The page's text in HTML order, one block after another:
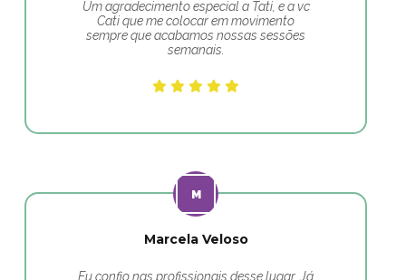
Um agradecimento especial a Tati, e a vc
Cati que me colocar em movimento
sempre que acabamos nossas sessões
semanais.
Marcela Veloso
Eu confio nas profissionais desse lugar. Já